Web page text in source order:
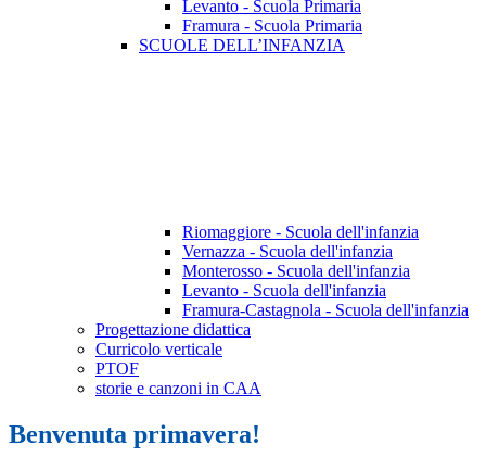
Levanto - Scuola Primaria
Framura - Scuola Primaria
SCUOLE DELL’INFANZIA
Riomaggiore - Scuola dell'infanzia
Vernazza - Scuola dell'infanzia
Monterosso - Scuola dell'infanzia
Levanto - Scuola dell'infanzia
Framura-Castagnola - Scuola dell'infanzia
Progettazione didattica
Curricolo verticale
PTOF
storie e canzoni in CAA
Benvenuta primavera!